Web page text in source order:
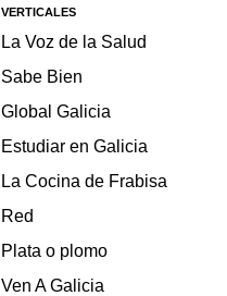
VERTICALES
La Voz de la Salud
Sabe Bien
Global Galicia
Estudiar en Galicia
La Cocina de Frabisa
Red
Plata o plomo
Ven A Galicia